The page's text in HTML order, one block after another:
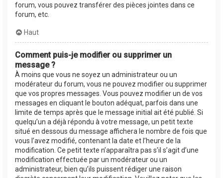
forum, vous pouvez transférer des pièces jointes dans ce
forum, etc.
Haut
Comment puis-je modifier ou supprimer un
message ?
À moins que vous ne soyez un administrateur ou un
modérateur du forum, vous ne pouvez modifier ou supprimer
que vos propres messages. Vous pouvez modifier un de vos
messages en cliquant le bouton adéquat, parfois dans une
limite de temps après que le message initial ait été publié. Si
quelqu’un a déjà répondu à votre message, un petit texte
situé en dessous du message affichera le nombre de fois que
vous l’avez modifié, contenant la date et l’heure de la
modification. Ce petit texte n’apparaîtra pas s’il s’agit d’une
modification effectuée par un modérateur ou un
administrateur, bien qu’ils puissent rédiger une raison